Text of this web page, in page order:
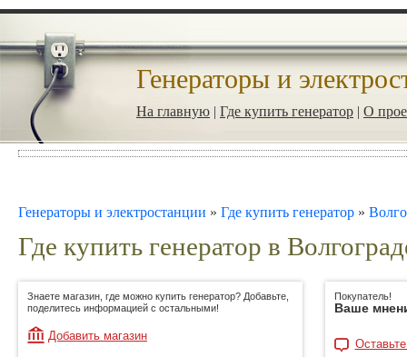
Генераторы и
На главную | Где купить генератор | О
Генераторы и электростанции » Где купить генератор »
Где купить генератор в
Знаете магазин, где можно купить генератор? Добавьте,
поделитесь информацией с остальными!
Добавить магазин
Покупатель!
Ваше